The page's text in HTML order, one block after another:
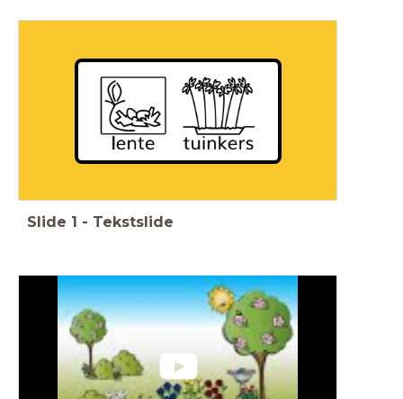
Slide 1 - Tekstslide